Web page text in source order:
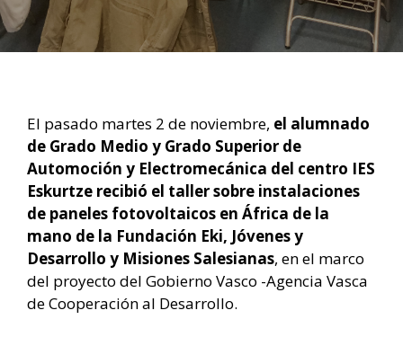
El pasado martes 2 de noviembre, el alumnado
de Grado Medio y Grado Superior de
Automoción y Electromecánica del centro IES
Eskurtze recibió el taller sobre instalaciones
de paneles fotovoltaicos en África de la
mano de la Fundación Eki, Jóvenes y
Desarrollo y Misiones Salesianas, en el marco
del proyecto del Gobierno Vasco -Agencia Vasca
de Cooperación al Desarrollo.